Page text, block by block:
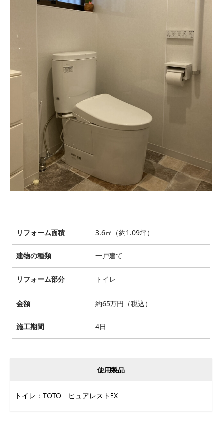
リフォーム面積 3.6㎡（約1.09坪）
建物の種類 一戸建て
リフォーム部分 トイレ
金額 約65万円（税込）
施工期間 4日
使用製品
トイレ：TOTO ピュアレストEX